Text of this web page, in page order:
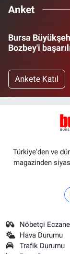
Anket
Bursa
Bozbey'i
Ankete Katıl
Türkiye'den ve
magazinden
Nöbetçi
Hava Durumu
Trafik Durumu